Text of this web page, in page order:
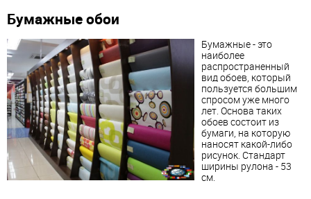
Бумажные обои
Бумажные - это
наиболее
распространенный
вид обоев, который
пользуется большим
спросом уже много
лет. Основа таких
обоев состоит из
бумаги, на которую
наносят какой-либо
рисунок. Стандарт
ширины рулона - 53
см.